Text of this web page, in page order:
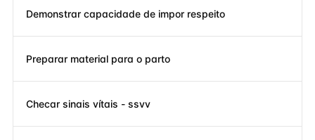
Demonstrar capacidade de impor respeito
Preparar material para o parto
Checar sinais vítais - ssvv